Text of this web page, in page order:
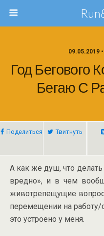
09.05.2019
Год Бегового
Бегаю С
Поделиться Твитнуть
А как же душ, что
вредно», и в чем
животрепещущие
перемещении на
это устроено у меня.